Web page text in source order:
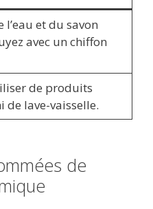
l’eau et du savon
avec un chiffon
de produits
de lave-vaisselle.
de